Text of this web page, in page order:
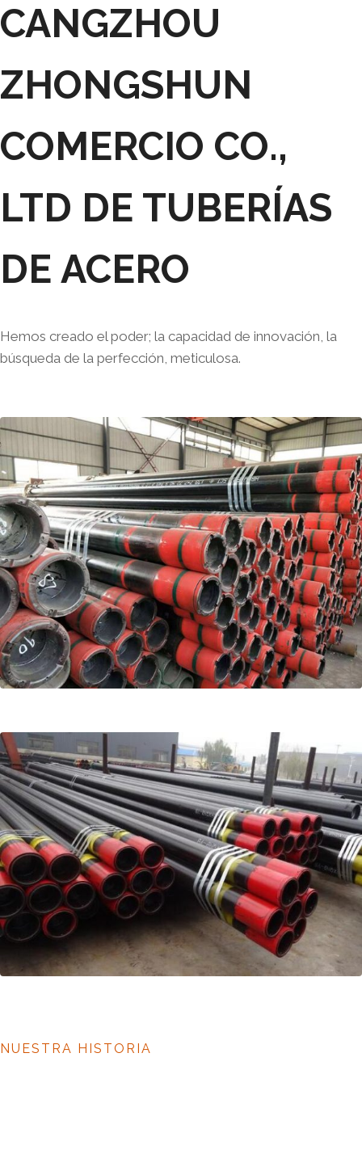
CANGZHOU
ZHONGSHUN
COMERCIO CO.,
LTD DE TUBERÍAS
DE ACERO
Hemos creado el poder; la capacidad de innovación, la
búsqueda de la perfección, meticulosa.
NUESTRA HISTORIA